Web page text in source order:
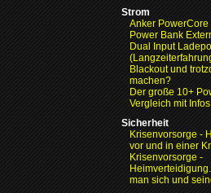
Strom
Anker PowerCore
Power Bank
Dual Input
Blackout und
machen?
Der große 10+
Vergleich mit Infos
Sicherheit
Krisenvorsorge -
vor und in einer
Krisenvorsorge -
man sich und